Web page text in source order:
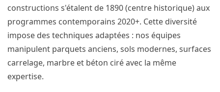
constructions s'étalent de 1890 (centre historique) aux
programmes contemporains 2020+. Cette diversité
impose des techniques adaptées : nos équipes
manipulent parquets anciens, sols modernes, surfaces
carrelage, marbre et béton ciré avec la même
expertise.